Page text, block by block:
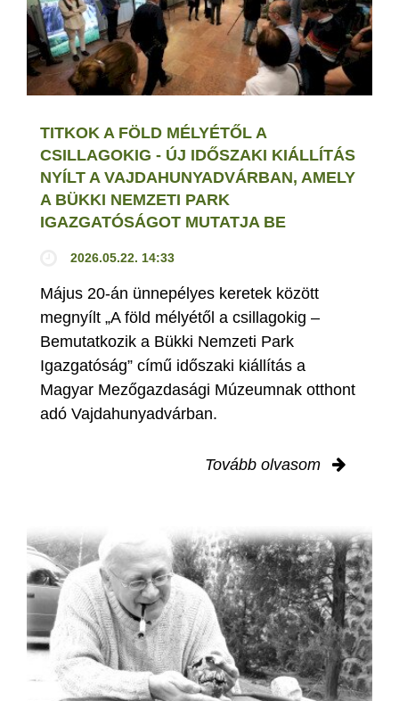
TITKOK A FÖLD MÉLYÉTŐL A
CSILLAGOKIG - ÚJ IDŐSZAKI KIÁLLÍTÁS
NYÍLT A VAJDAHUNYADVÁRBAN, AMELY
A BÜKKI NEMZETI PARK
IGAZGATÓSÁGOT MUTATJA BE
2026.05.22. 14:33
Május 20-án ünnepélyes keretek között
megnyílt „A föld mélyétől a csillagokig –
Bemutatkozik a Bükki Nemzeti Park
Igazgatóság” című időszaki kiállítás a
Magyar Mezőgazdasági Múzeumnak otthont
adó Vajdahunyadvárban.
Tovább olvasom